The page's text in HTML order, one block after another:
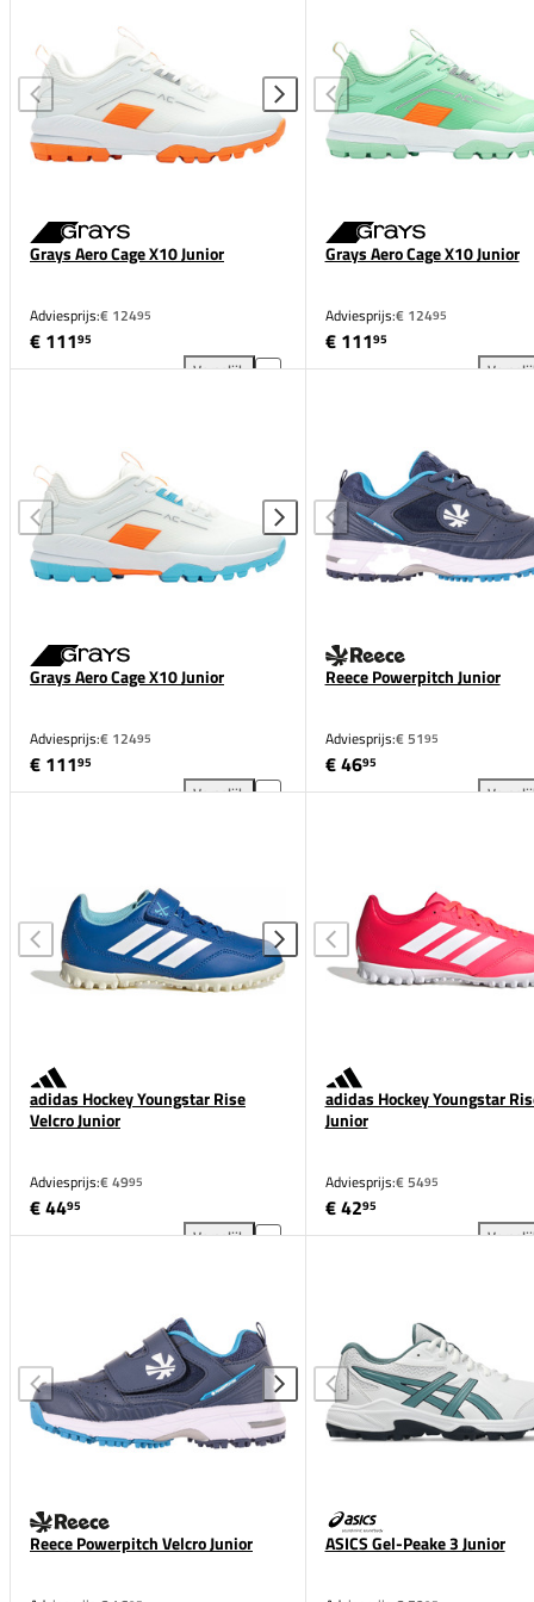
Grays Aero Cage X10 Junior
Adviesprijs:€ 12495
€ 11195
Vergelijk
Grays Aero Cage X10 Junior
Adviesprijs:€ 12495
€ 11195
Grays Aero Cage X10 Junior
Adviesprijs:€ 12495
€ 11195
Vergelijk
Reece Powerpitch Junior
Adviesprijs:€ 5195
€ 4695
adidas Hockey Youngstar Rise
Velcro Junior
Adviesprijs:€ 4995
€ 4495
Vergelijk
adidas Hockey Youngstar
Junior
Adviesprijs:€ 5495
€ 4295
Reece Powerpitch Velcro Junior ASICS Gel-Peake 3 Junior